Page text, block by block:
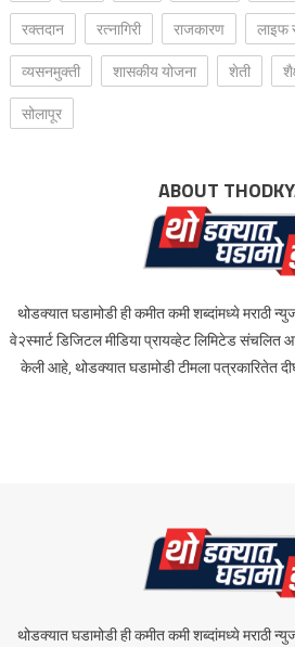
रक्‍तदान
रत्नागिरी राजकारण लाइफ
व्यसनमुक्ती
शासकीय योजना शेती
सोलापूर
ABOUT
थोडक्यात घडामोडी ही कमीत कमी शब्दांमध्ये मराठी
वे२स्मार्ट डिजिटल मीडिया प्रायव्हेट लिमिटेड संचलित
केली आहे, थोडक्यात घडामोडी टीमला पत्रकारितेत
थोडक्यात घडामोडी ही कमीत कमी शब्दांमध्ये मराठी